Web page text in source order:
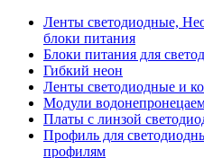
Ленты светодиодные,
блоки питания
Блоки питания для
Гибкий неон
Ленты светодиодные и
Модули
Платы с линзой
Профиль для
профилям